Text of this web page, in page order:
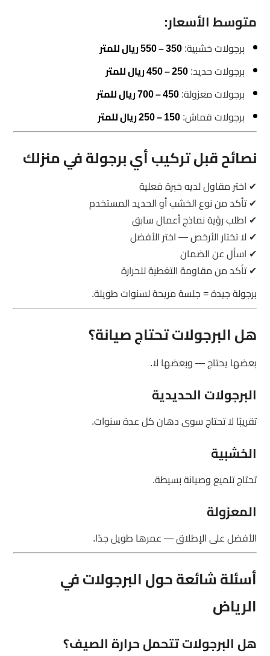
متوسط الأسعار:
برجولات خشبية:350 – 550 ريال للمتر
برجولات حديد:250 – 450 ريال للمتر
برجولات معزولة:450 – 700 ريال للمتر
برجولات قماش:150 – 250 ريال للمتر
نصائح قبل تركيب أي برجولة في منزلك
✔ اختر مقاول لديه خبرة فعلية
✔ تأكد من نوع الخشب أو الحديد المستخدم
✔ اطلب رؤية نماذج أعمال سابق
✔ لا تختار الأرخص — اختر الأفضل
✔ اسأل عن الضمان
✔ تأكد من مقاومة التغطية للحرارة
برجولة جيدة = جلسة مريحة لسنوات طويلة.
هل البرجولات تحتاج صيانة؟
بعضها يحتاج — وبعضها لا.
البرجولات الحديدية
تقريبًا لا تحتاج سوى دهان كل عدة سنوات.
الخشبية
تحتاج تلميع وصيانة بسيطة.
المعزولة
الأفضل على الإطلاق — عمرها طويل جدًا.
أسئلة شائعة حول البرجولات في
الرياض
هل البرجولات تتحمل حرارة الصيف؟